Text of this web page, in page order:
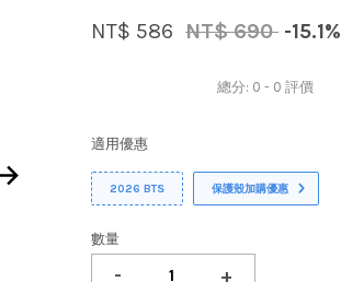
NT$ 586 NT$ 690 -15.1%
總分: 0 - 0 評價
適用優惠
2026 BTS 保護殼加購優惠
數量
- +